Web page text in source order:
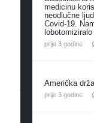
medicinu
neodlučne
Covid-19.
prije 3 godine
Američka
prije 3 godine